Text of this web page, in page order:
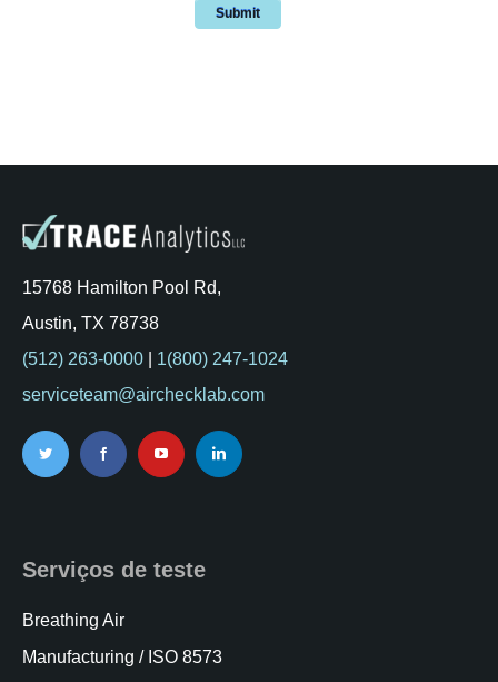
15768 Hamilton Pool Rd,
Austin, TX 78738
(512) 263-0000| 1(800) 247-1024
serviceteam@airchecklab.com
Serviços de teste
Breathing Air
Manufacturing / ISO 8573